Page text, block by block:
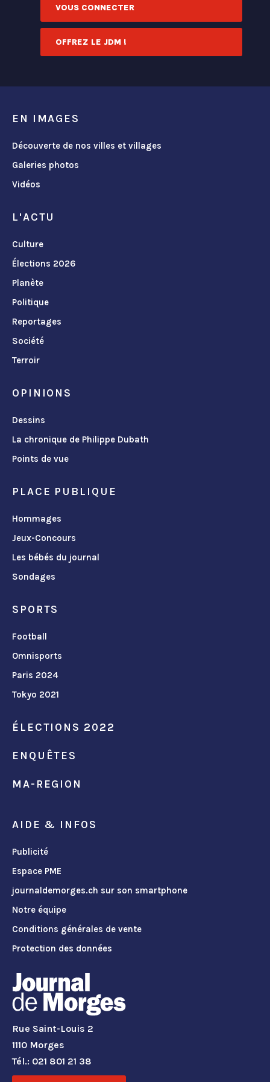
VOUS CONNECTER
OFFREZ LE JDM !
EN IMAGES
Découverte de nos villes et villages
Galeries photos
Vidéos
L'ACTU
Culture
Élections 2026
Planète
Politique
Reportages
Société
Terroir
OPINIONS
Dessins
La chronique de Philippe Dubath
Points de vue
PLACE PUBLIQUE
Hommages
Jeux-Concours
Les bébés du journal
Sondages
SPORTS
Football
Omnisports
Paris 2024
Tokyo 2021
ÉLECTIONS 2022
ENQUÊTES
MA-REGION
AIDE & INFOS
Publicité
Espace PME
journaldemorges.ch sur son smartphone
Notre équipe
Conditions générales de vente
Protection des données
Rue Saint-Louis 2
1110 Morges
Tél.: 021 801 21 38